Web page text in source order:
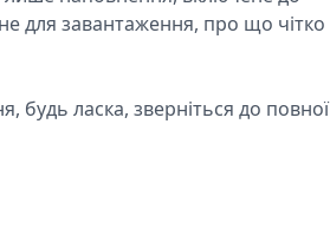
для завантаження, про що чітко
будь ласка, зверніться до повної